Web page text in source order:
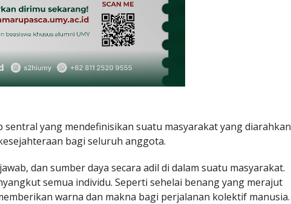
sentral yang mendefinisikan suatu masyarakat yang diarahkan
bagi seluruh anggota.
dan sumber daya secara adil di dalam suatu masyarakat.
semua individu. Seperti sehelai benang yang merajut
warna dan makna bagi perjalanan kolektif manusia.